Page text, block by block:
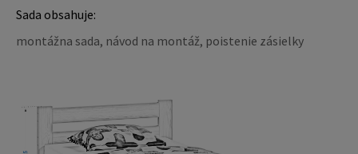
Sada obsahuje:
montážna sada, návod na montáž, poistenie zásielky